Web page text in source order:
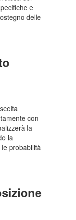
e
delle
con
la
la
le probabilità